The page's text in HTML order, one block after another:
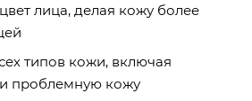
лица, делая кожу более
типов кожи, включая
и проблемную кожу